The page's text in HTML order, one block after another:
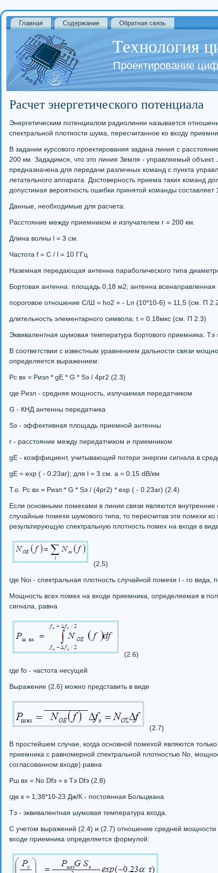
Главная Содержание Обратная связь
Технология
Проектирование
Расчет энергетического потенциала
Энергетическим потенциалом радиолинии называется
спектральной плотности шума, пересчитанное ко входу
В задании курсового проектирования задана линия с
200 км. Зададимся, что это линия Земля - управляемый объект.
предназначена для передачи различных команд с пункта
летательного аппарата. Достоверность приема таких команд
допустимая вероятность ошибки принятой команды
Данные, необходимые для расчета:
Расстояние между приемником и излучателем r = 200 км.
Длина волны l = 3 см.
Частота f = C / l = 10 ГГц
Наземная передающая антенна параболического типа
Бортовая антенна: площадь 0,18 м2; антенна всенаправленная
пороговое отношение С/Ш = hо2 = - Ln (10*10-6) = 11,5 (см. П
длительность элементарного символа: t = 0.18мкс (см. П 2.3)
Эквивалентная шумовая температура бортового приемника: Тэ
В соответствии с известным уравнением дальности связи
определяется выражением:
Рс вх = Ризл * gЕ * G * Sэ / 4pr2 (2.3)
где Ризл - средняя мощность, излучаемая передатчиком
G - КНД антенны передатчика
Sэ - эффективная площадь приемной антенны
r - расстояние между передатчиком и приемником
gЕ - коэффициент, учитывающий потери энергии сигнала в
gЕ = exp ( - 0.23ar); для l = 3 см. a = 0.15 dB/км
Т.о. Рс вх = Ризл * G * Sэ / (4pr2) * exp ( - 0.23ar) (2.4)
Если основными помехами в линии связи являются
случайные помехи шумового типа, то пересчитав эти помехи
результирующую спектральную плотность помех на входе в
(2.5)
где Noi - спектральная плотность случайной помехи i - го вида,
Мощность всех помех на входе приемника, определяемая в
сигнала, равна
(2.6)
где fо - частота несущей
Выражение (2.6) можно представить в виде
(2.7)
В простейшем случае, когда основной помехой являются
приемника с равномерной спектральной плотностью No,
согласованном входе) равна
Рш вх = No Dfэ = к Тэ Dfэ (2.8)
где к = 1,38*10-23 Дж/К - постоянная Больцмана
Тэ - эквивалентная шумовая температура входа.
С учетом выражений (2.4) и (2.7) отношение средней
входе приемника определяется формулой: